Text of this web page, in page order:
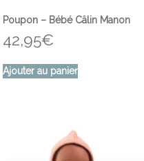
Poupon – Bébé Câlin Manon
42,95€
Ajouter au panier